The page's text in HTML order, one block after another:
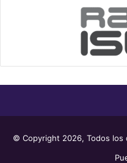
© Copyright 2026, Todos